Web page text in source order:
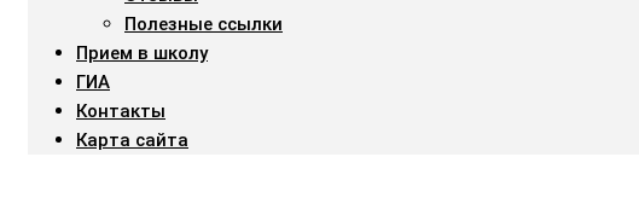
Полезные ссылки
Прием в школу
ГИА
Контакты
Карта сайта